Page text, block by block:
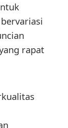
rapat